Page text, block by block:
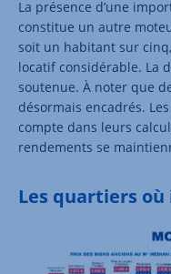
La présence d’une
constitue un autre
soit un habitant sur
locatif considérable. La
soutenue. À noter que
désormais encadrés.
compte dans leurs
rendements se
Les quartiers